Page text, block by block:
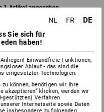
1 Artikel angesehen.
400 27 64
NL FR DE
Sie sich für
haben!
Einwandfreie Funktionen,
Ablauf - das sind die
eingesetzter Technologien.
können, benötigen wir Ihre
akzeptieren“ klicken, werden wir
gestützten) Verfahren
Internetseite sowie Daten